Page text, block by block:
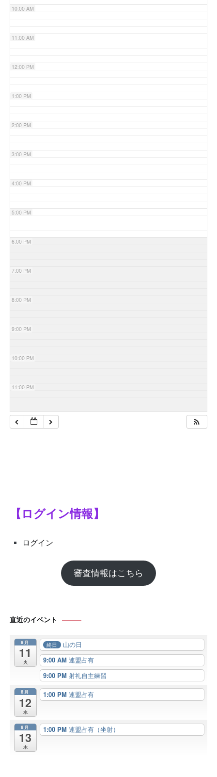
10:00 AM
11:00 AM
12:00 PM
1:00 PM
2:00 PM
3:00 PM
4:00 PM
5:00 PM
6:00 PM
7:00 PM
8:00 PM
9:00 PM
10:00 PM
11:00 PM
【ログイン情報】
ログイン
審査情報はこちら
直近のイベント
8月
11
火
終日
山の日
9:00 AM 連盟占有
9:00 PM 射礼自主練習
8月
12
水
1:00 PM 連盟占有
8月
13
木
1:00 PM 連盟占有（坐射）